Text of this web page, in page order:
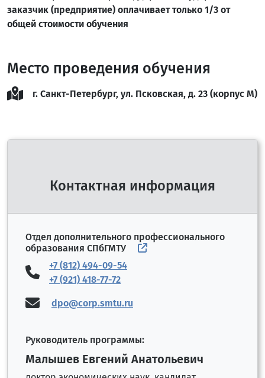
заказчик (предприятие) оплачивает только 1/3 от
общей стоимости обучения
Место проведения обучения
г. Санкт-Петербург, ул. Псковская, д. 23 (корпус М)
Контактная информация
Отдел дополнительного профессионального
образования СПбГМТУ
+7 (812) 494-09-54
+7 (921) 418-77-72
dpo@corp.smtu.ru
Руководитель программы:
Малышев Евгений Анатольевич